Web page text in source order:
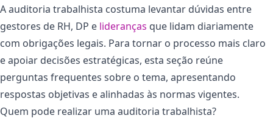
A auditoria trabalhista costuma levantar dúvidas entre
gestores de RH, DP e lideranças que lidam diariamente
com obrigações legais. Para tornar o processo mais claro
e apoiar decisões estratégicas, esta seção reúne
perguntas frequentes sobre o tema, apresentando
respostas objetivas e alinhadas às normas vigentes.
Quem pode realizar uma auditoria trabalhista?